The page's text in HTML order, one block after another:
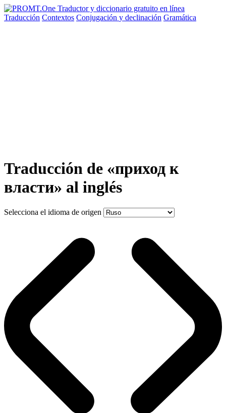
Traducción Contextos Conjugación y declinación Gramática
Traducción de «приход к
власти» al inglés
Selecciona el idioma de origen